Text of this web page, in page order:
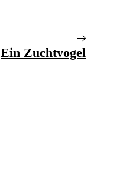
Ein Zuchtvogel